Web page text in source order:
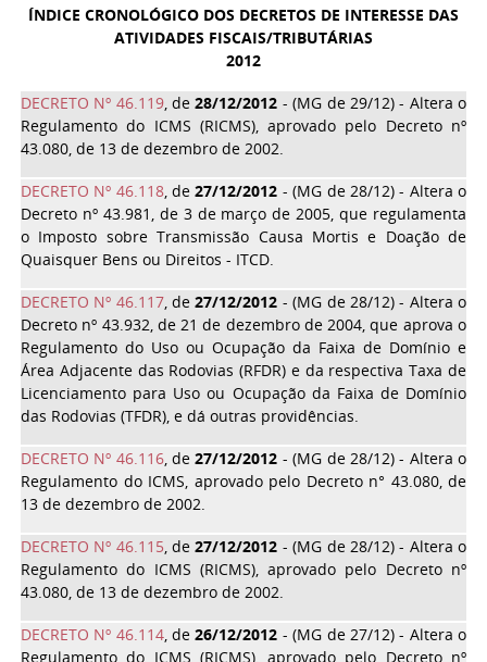
ÍNDICE CRONOLÓGICO DOS DECRETOS DE INTERESSE DAS
ATIVIDADES FISCAIS/TRIBUTÁRIAS
2012
DECRETO Nº 46.119, de28/12/2012 - (MG de 29/12) - Altera o
Regulamento do ICMS (RICMS), aprovado pelo Decreto nº
43.080, de 13 de dezembro de 2002.
DECRETO Nº 46.118, de27/12/2012 - (MG de 28/12) - Altera o
Decreto nº 43.981, de 3 de março de 2005, que regulamenta
o Imposto sobre Transmissão Causa Mortis e Doação de
Quaisquer Bens ou Direitos - ITCD.
DECRETO Nº 46.117, de27/12/2012 - (MG de 28/12) - Altera o
Decreto nº 43.932, de 21 de dezembro de 2004, que aprova o
Regulamento do Uso ou Ocupação da Faixa de Domínio e
Área Adjacente das Rodovias (RFDR) e da respectiva Taxa de
Licenciamento para Uso ou Ocupação da Faixa de Domínio
das Rodovias (TFDR), e dá outras providências.
DECRETO Nº 46.116, de27/12/2012 - (MG de 28/12) - Altera o
Regulamento do ICMS, aprovado pelo Decreto n° 43.080, de
13 de dezembro de 2002.
DECRETO Nº 46.115, de27/12/2012 - (MG de 28/12) - Altera o
Regulamento do ICMS (RICMS), aprovado pelo Decreto nº
43.080, de 13 de dezembro de 2002.
DECRETO Nº 46.114, de26/12/2012 - (MG de 27/12) - Altera o
Regulamento do ICMS (RICMS), aprovado pelo Decreto nº